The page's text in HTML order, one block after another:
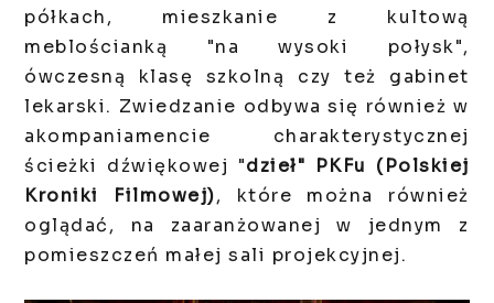
półkach, mieszkanie z kultową
meblościanką "na wysoki połysk",
ówczesną klasę szkolną czy też gabinet
lekarski. Zwiedzanie odbywa się również w
akompaniamencie charakterystycznej
ścieżki dźwiękowej "dzieł" PKFu (Polskiej
Kroniki Filmowej), które można również
oglądać, na zaaranżowanej w jednym z
pomieszczeń małej sali projekcyjnej.